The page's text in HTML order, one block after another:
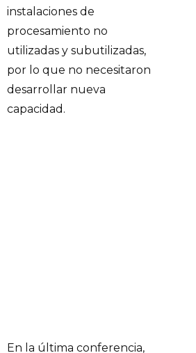
instalaciones de
procesamiento no
utilizadas y subutilizadas,
por lo que no necesitaron
desarrollar nueva
capacidad.
En la última conferencia,